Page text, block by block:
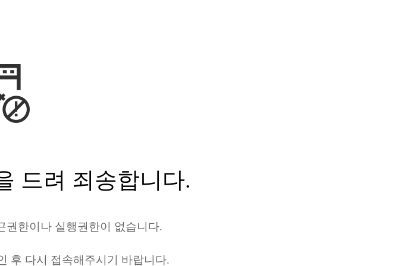
드려 죄송합니다.
권한이나 실행권한이 없습니다.
후 다시 접속해주시기 바랍니다.